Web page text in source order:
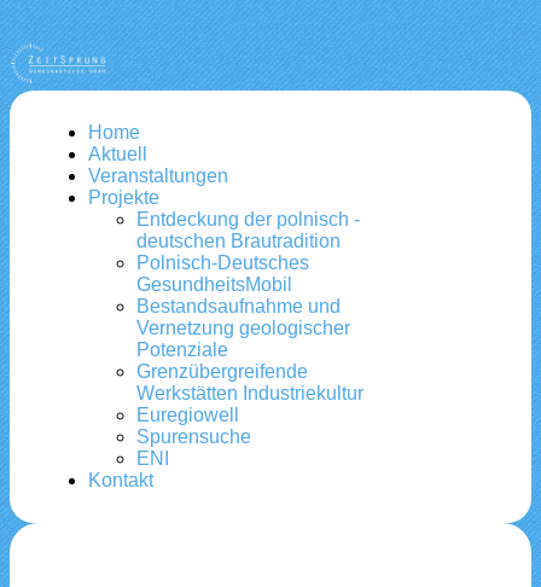
Home
Aktuell
Veranstaltungen
Projekte
Entdeckung der polnisch -
deutschen Brautradition
Polnisch-Deutsches
GesundheitsMobil
Bestandsaufnahme und
Vernetzung geologischer
Potenziale
Grenzübergreifende
Werkstätten Industriekultur
Euregiowell
Spurensuche
ENI
Kontakt